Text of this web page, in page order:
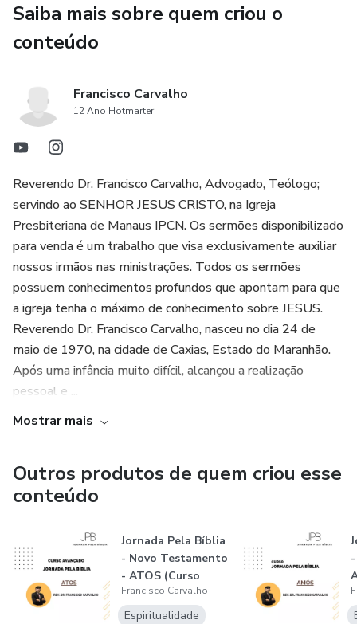
Saiba mais sobre quem criou o
conteúdo
Francisco Carvalho
12 Ano Hotmarter
Reverendo Dr. Francisco Carvalho, Advogado, Teólogo;
servindo ao SENHOR JESUS CRISTO, na Igreja
Presbiteriana de Manaus IPCN. Os sermões disponibilizado
para venda é um trabalho que visa exclusivamente auxiliar
nossos irmãos nas ministrações. Todos os sermões
possuem conhecimentos profundos que apontam para que
a igreja tenha o máximo de conhecimento sobre JESUS.
Reverendo Dr. Francisco Carvalho, nasceu no dia 24 de
maio de 1970, na cidade de Caxias, Estado do Maranhão.
Após uma infância muito difícil, alcançou a realização
pessoal e ...
Mostrar mais
Outros produtos de quem criou esse
conteúdo
Jornada Pela Bíblia
- Novo Testamento
- ATOS (Curso
Avançado...
Francisco Carvalho
Espiritualidade
-